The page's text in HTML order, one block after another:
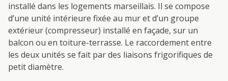
installé dans les logements marseillais. Il se compose
d’une unité intérieure fixée au mur et d’un groupe
extérieur (compresseur) installé en façade, sur un
balcon ou en toiture-terrasse. Le raccordement entre
les deux unités se fait par des liaisons frigorifiques de
petit diamètre.